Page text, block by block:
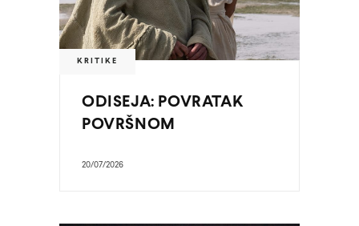
KRITIKE
ODISEJA: POVRATAK
POVRŠNOM
20/07/2026